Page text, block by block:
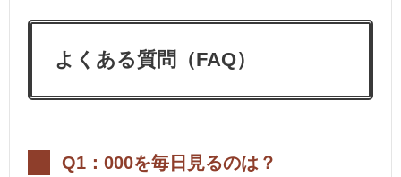
よくある質問（FAQ）
Q1：000を毎日見るのは？